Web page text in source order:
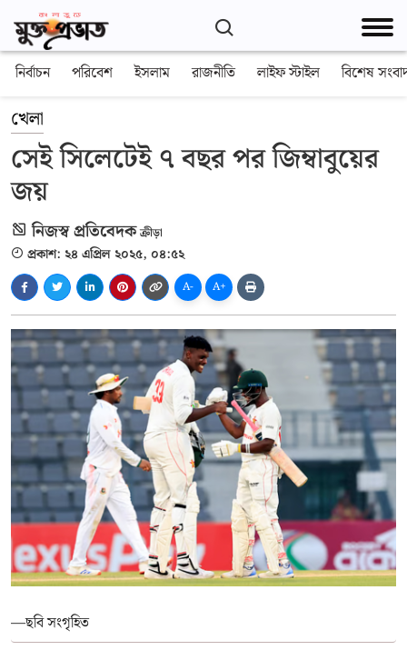
নির্বাচন পরিবেশ ইসলাম রাজনীতি লাইফ স্টাইল বিশেষ
খেলা
সেই সিলেটেই ৭ বছর পর জিম্বাবুয়ের
জয়
নিজস্ব প্রতিবেদক ক্রীড়া
প্রকাশ: ২৪ এপ্রিল ২০২৫, ০৪:৫২
A- A+
—ছবি সংগৃহিত